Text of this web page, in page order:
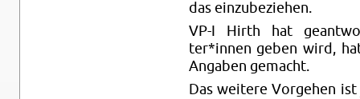
das ein­zu­be­zie­hen.
VP-I Hirth hat
ter*innen geben wird,
An­ga­ben ge­macht.
Das wei­te­re Vor­ge­hen